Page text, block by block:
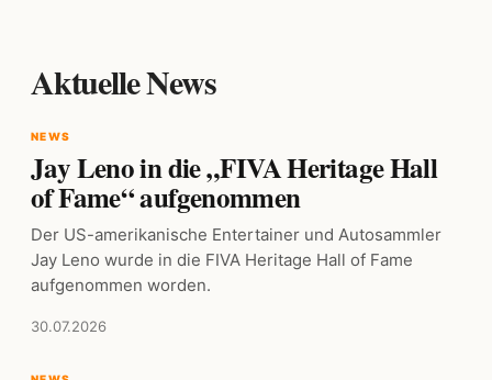
Aktuelle News
NEWS
Jay Leno in die „FIVA Heritage Hall
of Fame“ aufgenommen
Der US-amerikanische Entertainer und Autosammler
Jay Leno wurde in die FIVA Heritage Hall of Fame
aufgenommen worden.
30.07.2026